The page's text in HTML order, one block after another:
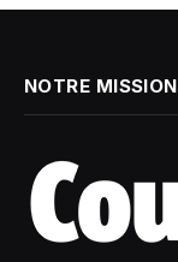
NOTRE MISSION